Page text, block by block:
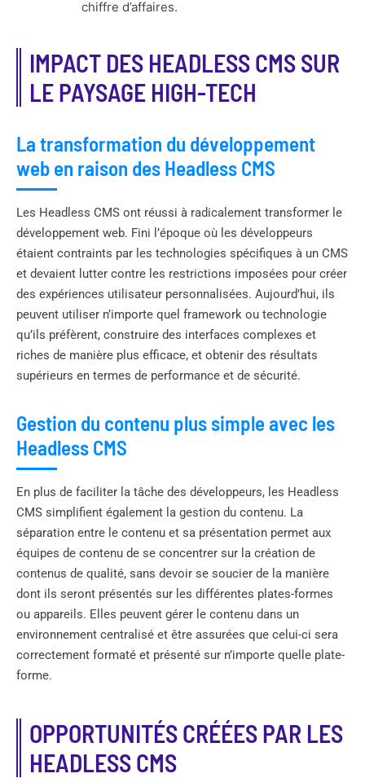
chiffre d’affaires.
IMPACT DES HEADLESS CMS SUR
LE PAYSAGE HIGH-TECH
La transformation du développement
web en raison des Headless CMS
Les Headless CMS ont réussi à radicalement transformer le
développement web. Fini l’époque où les développeurs
étaient contraints par les technologies spécifiques à un CMS
et devaient lutter contre les restrictions imposées pour créer
des expériences utilisateur personnalisées. Aujourd’hui, ils
peuvent utiliser n’importe quel framework ou technologie
qu’ils préfèrent, construire des interfaces complexes et
riches de manière plus efficace, et obtenir des résultats
supérieurs en termes de performance et de sécurité.
Gestion du contenu plus simple avec les
Headless CMS
En plus de faciliter la tâche des développeurs, les Headless
CMS simplifient également la gestion du contenu. La
séparation entre le contenu et sa présentation permet aux
équipes de contenu de se concentrer sur la création de
contenus de qualité, sans devoir se soucier de la manière
dont ils seront présentés sur les différentes plates-formes
ou appareils. Elles peuvent gérer le contenu dans un
environnement centralisé et être assurées que celui-ci sera
correctement formaté et présenté sur n’importe quelle plate-
forme.
OPPORTUNITÉS CRÉÉES PAR LES
HEADLESS CMS